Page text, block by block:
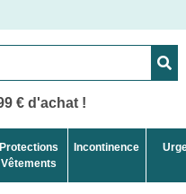
€ d'achat !
Protections
Vêtements
Incontinence